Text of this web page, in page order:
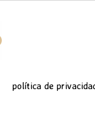
política de